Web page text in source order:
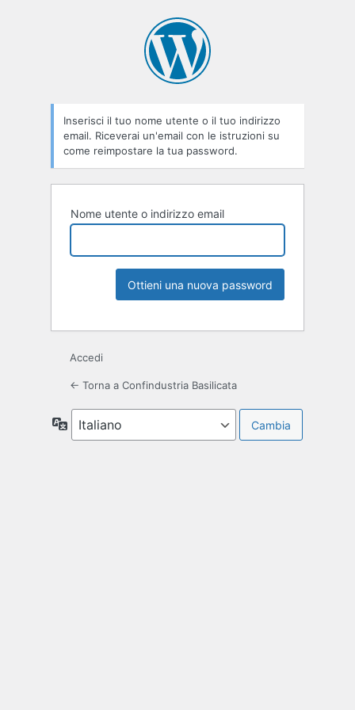
Inserisci il tuo nome utente o il tuo indirizzo
email. Riceverai un'email con le istruzioni su
come reimpostare la tua password.
Nome utente o indirizzo email
Accedi
← Torna a Confindustria Basilicata
Lingua